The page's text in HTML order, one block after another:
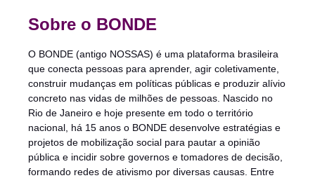
Sobre o BONDE
O BONDE (antigo NOSSAS) é uma plataforma brasileira
que conecta pessoas para aprender, agir coletivamente,
construir mudanças em políticas públicas e produzir alívio
concreto nas vidas de milhões de pessoas. Nascido no
Rio de Janeiro e hoje presente em todo o território
nacional, há 15 anos o BONDE desenvolve estratégias e
projetos de mobilização social para pautar a opinião
pública e incidir sobre governos e tomadores de decisão,
formando redes de ativismo por diversas causas. Entre